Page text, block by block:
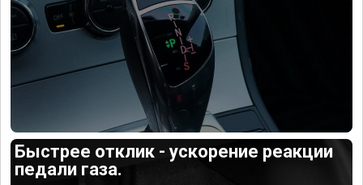
Быстрее отклик - ускорение реакции
педали газа.